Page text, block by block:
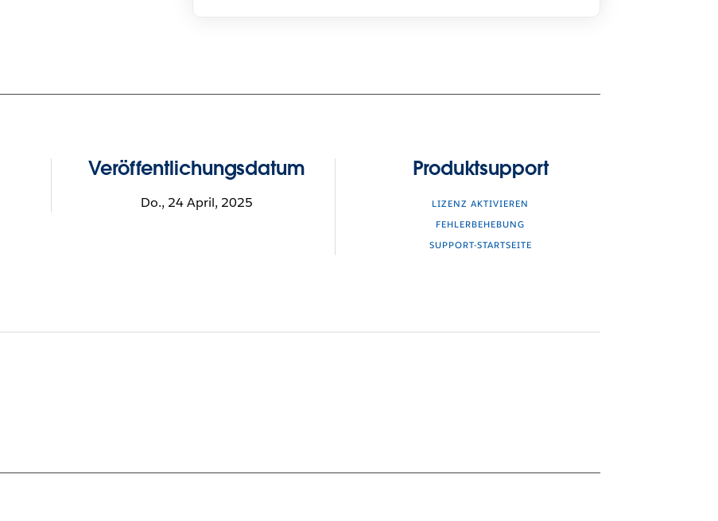
Veröffentlichungsdatum
Do., 24 April, 2025
Produktsupport
LIZENZ AKTIVIEREN
FEHLERBEHEBUNG
SUPPORT-STARTSEITE